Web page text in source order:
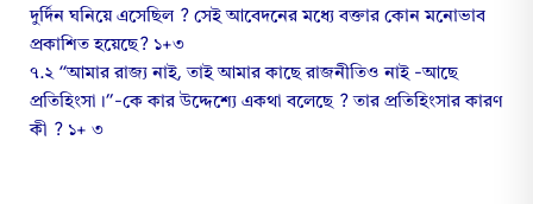
দুর্দিন ঘনিয়ে এসেছিল ? সেই আবেদনের মধ্যে বক্তার কোন মনোভাব
প্রকাশিত হয়েছে? ১+৩
৭.২ “আমার রাজ্য নাই, তাই আমার কাছে রাজনীতিও নাই -আছে
প্রতিহিংসা।”-কে কার উদ্দেশ্যে একথা বলেছে ? তার প্রতিহিংসার কারণ
কী ? ১+ ৩